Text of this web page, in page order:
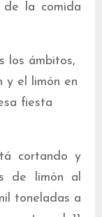
de la comida
los ámbitos,
y el limón en
fiesta
cortando y
de limón al
toneladas a